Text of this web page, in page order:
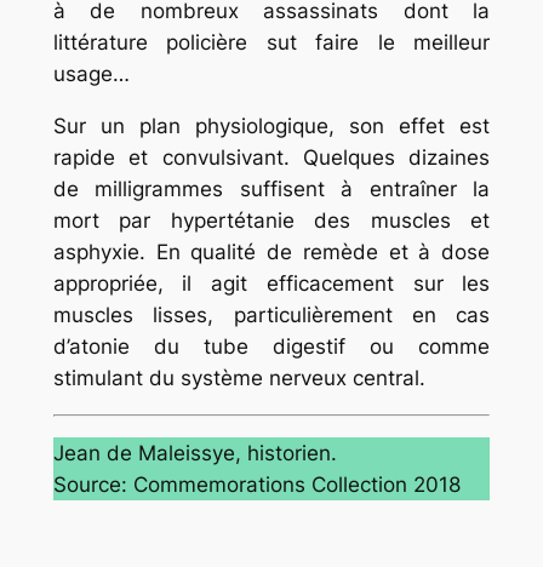
à de nombreux assassinats dont la
littérature policière sut faire le meilleur
usage…
Sur un plan physiologique, son effet est
rapide et convulsivant. Quelques dizaines
de milligrammes suffisent à entraîner la
mort par hypertétanie des muscles et
asphyxie. En qualité de remède et à dose
appropriée, il agit efficacement sur les
muscles lisses, particulièrement en cas
d’atonie du tube digestif ou comme
stimulant du système nerveux central.
Jean de Maleissye, historien.
Source: Commemorations Collection 2018